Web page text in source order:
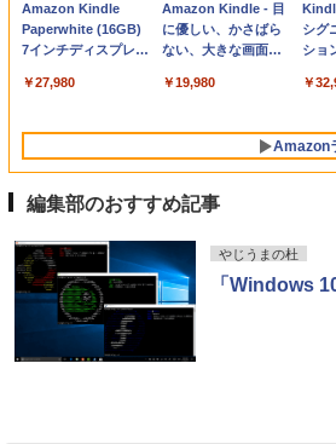
Apple 2026
MacBook Neo A18
Proチップ搭載13イ
AIとApple
Retinaディスプレ
512GB SSD、1080p
FaceTime HDカメ
ラ、Touch ID - イン
AppleCare+ for 13イ
ンチMacBook
Neo(A18 Pro)|ダウン
ロード版
￥162,598
tomtoc 360°保護
15.6 16インチ パソコ
ンケース Dell NEC
dynabook Lenovo
￥2,952
ップ
イ、
ドメ
ンチ
￥
Robloxギフトカード
- 800 Robux 【限定
バーチャルアイテム
ンゲームコード】 ロ
インコード版
￥1,300
Robloxギフトカード
- 2,000 Robux 【限
定バーチャルアイテ
インゲームコード】
ラインコード版
￥3,200
版
￥
生成AIパスポート公
式テキスト 第４版
￥1,766
AIイラスト表現辞典:
思い通りの絵を引き
出す プロンプトの言
ズ (はぴーイラスト
￥480
んや
非エ
マニ
も
非エ
のAI
￥99
Amazon Kindle
Paperwhite (16GB)
7インチディスプレ
ト、12週間持続バッ
ブラック
￥27,980
Amazon Kindle - 目
に優しい、かさばら
ない、大きな画面で
続バッテリー、6イン
書籍リーダー、ブラ
ック、16GB、広告な
し
￥19,980
シグ
ショ
るさ
持続
告な
ジェ
￥
Amazon
編集部のおすすめ記事
やじうまの杜
「Windows